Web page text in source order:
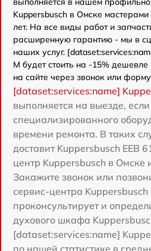
Kuppersbusch в Омске
лет. На все виды работ и
расширенную гарантию - мы в
наших услуг.
M будет стоить на -15%
на сайте через звонок или
[dataset:services:name]
выполняется на выезде, если
специализированного
времени ремонта. В таких
доставит Kuppersbusch EEB
центр Kuppersbusch в Омске
Закажите звонок или
сервис-центра
проконсультирует и
духового шкафа
[dataset:services:name]
по нашей статистике в